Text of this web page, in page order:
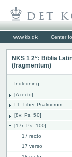
www.kb.dk Center
NKS 1 2°: Biblia
(fragmentum)
Indledning
[A recto]
f.1: Liber Psalmorum
[8v: Ps. 50]
[17r: Ps. 100]
17 recto
17 verso